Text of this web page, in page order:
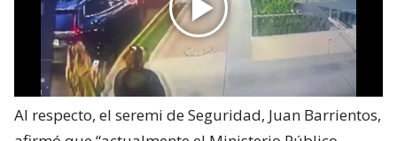
Al respecto, el seremi de Seguridad, Juan Barrientos,